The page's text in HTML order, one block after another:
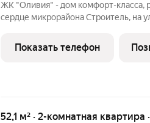
ЖК "Оливия" - дом комфорт-класса,
сердце микрорайона Строитель, на
Матрица, остановки общественного
взрослых и
Показать телефон
52,1 м² · 2-комнатная квартира